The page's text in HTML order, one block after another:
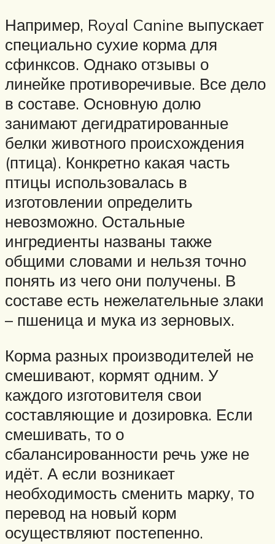
Например, Royal Canine выпускает
специально сухие корма для
сфинксов. Однако отзывы о
линейке противоречивые. Все дело
в составе. Основную долю
занимают дегидратированные
белки животного происхождения
(птица). Конкретно какая часть
птицы использовалась в
изготовлении определить
невозможно. Остальные
ингредиенты названы также
общими словами и нельзя точно
понять из чего они получены. В
составе есть нежелательные злаки
– пшеница и мука из зерновых.
Корма разных производителей не
смешивают, кормят одним. У
каждого изготовителя свои
составляющие и дозировка. Если
смешивать, то о
сбалансированности речь уже не
идёт. А если возникает
необходимость сменить марку, то
перевод на новый корм
осуществляют постепенно.